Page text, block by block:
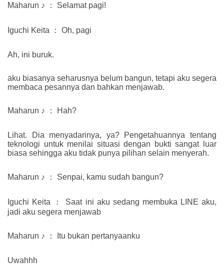
Maharun ♪ ： Selamat pagi!
Iguchi Keita ： Oh, pagi
Ah, ini buruk.
aku biasanya seharusnya belum bangun, tetapi aku segera
membaca pesannya dan bahkan menjawab.
Maharun ♪ ： Hah?
Lihat. Dia menyadarinya, ya? Pengetahuannya tentang
teknologi untuk menilai situasi dengan bukti sangat luar
biasa sehingga aku tidak punya pilihan selain menyerah.
Maharun ♪ ： Senpai, kamu sudah bangun?
Iguchi Keita ： Saat ini aku sedang membuka LINE aku,
jadi aku segera menjawab
Maharun ♪ ： Itu bukan pertanyaanku
Uwahhh